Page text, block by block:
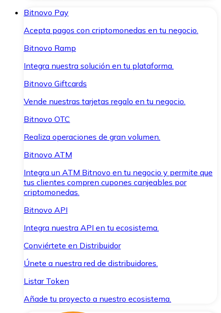
Bitnovo Pay
Acepta pagos con criptomonedas en tu negocio.
Bitnovo Ramp
Integra nuestra solución en tu plataforma.
Bitnovo Giftcards
Vende nuestras tarjetas regalo en tu negocio.
Bitnovo OTC
Realiza operaciones de gran volumen.
Bitnovo ATM
Integra un ATM Bitnovo en tu negocio y permite que
tus clientes compren cupones canjeables por
criptomonedas.
Bitnovo API
Integra nuestra API en tu ecosistema.
Conviértete en Distribuidor
Únete a nuestra red de distribuidores.
Listar Token
Añade tu proyecto a nuestro ecosistema.